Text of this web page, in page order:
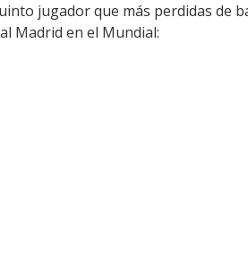
jugador que más perdidas de
Madrid en el Mundial: